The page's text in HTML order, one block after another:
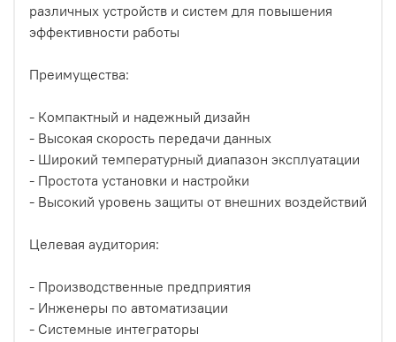
различных устройств и систем для повышения
эффективности работы
Преимущества:
- Компактный и надежный дизайн
- Высокая скорость передачи данных
- Широкий температурный диапазон эксплуатации
- Простота установки и настройки
- Высокий уровень защиты от внешних воздействий
Целевая аудитория:
- Производственные предприятия
- Инженеры по автоматизации
- Системные интеграторы